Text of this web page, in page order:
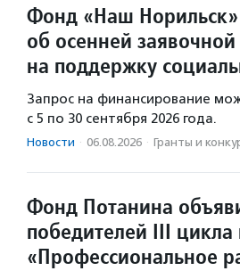
Фонд «Наш
об осенней
на поддержку
Запрос на финансирование
с 5 по 30 сентября 2026 года.
Новости · 06.08.2026 · Гранты и
Фонд Потанина
победителей III цикла
«Профессиональное